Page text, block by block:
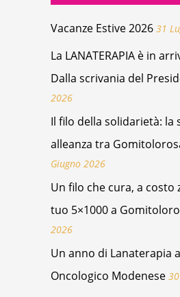
Vacanze Estive 2026 31
La LANATERAPIA è in
Dalla scrivania del
2026
Il filo della solidarietà: la
alleanza tra
Giugno 2026
Un filo che cura, a costo
tuo 5×1000 a
2026
Un anno di Lanaterapia
Oncologico Modenese